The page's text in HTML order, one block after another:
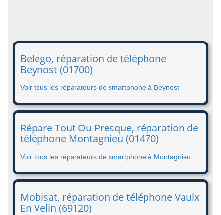
Belego, réparation de téléphone
Beynost (01700)
Voir tous les réparateurs de smartphone à Beynost
Répare Tout Ou Presque, réparation de
téléphone Montagnieu (01470)
Voir tous les réparateurs de smartphone à Montagnieu
Mobisat, réparation de téléphone Vaulx
En Velin (69120)